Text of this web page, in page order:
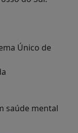
Único de
saúde mental